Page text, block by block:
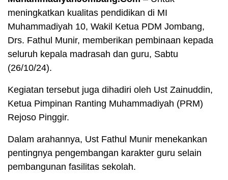
meningkatkan kualitas pendidikan di MI
Muhammadiyah 10, Wakil Ketua PDM Jombang,
Drs. Fathul Munir, memberikan pembinaan kepada
seluruh kepala madrasah dan guru, Sabtu
(26/10/24).
Kegiatan tersebut juga dihadiri oleh Ust Zainuddin,
Ketua Pimpinan Ranting Muhammadiyah (PRM)
Rejoso Pinggir.
Dalam arahannya, Ust Fathul Munir menekankan
pentingnya pengembangan karakter guru selain
pembangunan fasilitas sekolah.